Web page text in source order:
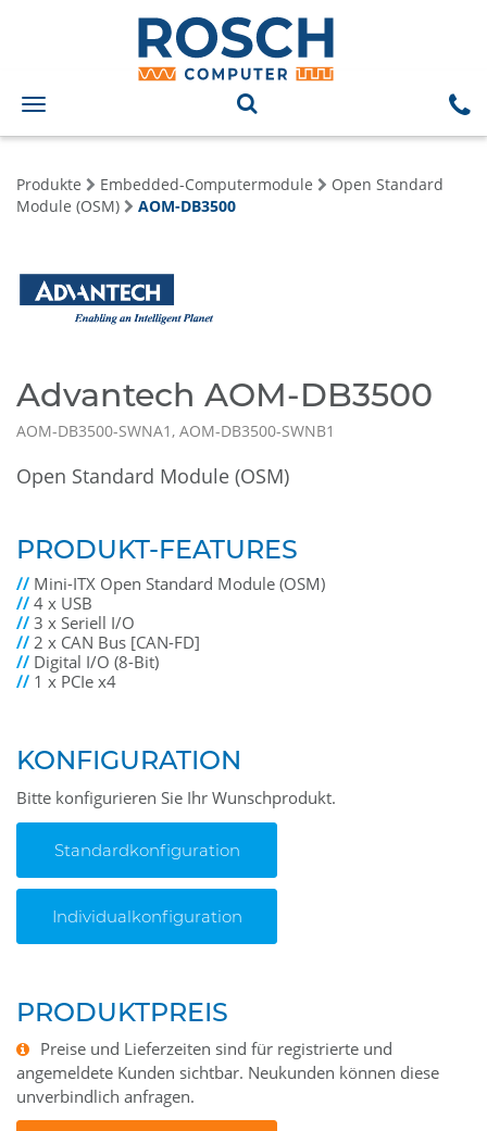
Toggle
navigation
Produkte Embedded-Computermodule
Open Standard
Module (OSM)
AOM-DB3500
Advantech AOM-DB3500
AOM-DB3500-SWNA1, AOM-DB3500-SWNB1
Open Standard Module (OSM)
PRODUKT-FEATURES
// Mini-ITX Open Standard Module (OSM)
//4 x USB
//3 x Seriell I/O
//2 x CAN Bus [CAN-FD]
// Digital I/O (8-Bit)
// 1 x PCIe x4
KONFIGURATION
Bitte konfigurieren Sie Ihr Wunschprodukt.
Standardkonfiguration
Individualkonfiguration
PRODUKTPREIS
Preise und Lieferzeiten sind für registrierte und
angemeldete Kunden sichtbar. Neukunden können diese
unverbindlich anfragen.